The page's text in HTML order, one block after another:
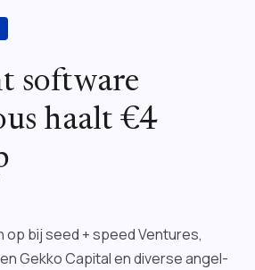
software
haalt €4
op bij seed + speed Ventures,
Gekko Capital en diverse angel-